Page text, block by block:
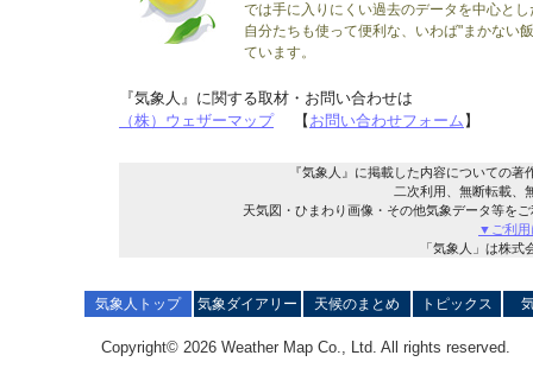
では手に入りにくい過去のデータを中心と
自分たちも使って便利な、いわば"まかない
ています。
『気象人』に関する取材・お問い合わせは
（株）ウェザーマップ【 お問い合わせフォーム 】
『気象人』に掲載した内容についての
二次利用、無断転載、
天気図・ひまわり画像・その他気象データ等を
▼ご利用
「気象人」は株
気象人トップ 気象ダイアリー 天候のまとめ トピックス
Copyright© 2026 Weather Map Co., Ltd. All rights reserved.